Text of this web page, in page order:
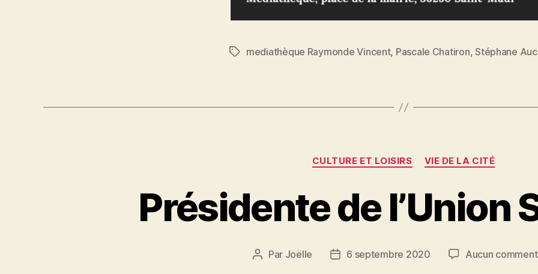
Étiquettes
mediathèque Raymonde Vincent, Pascale Chatiron,Stéphane
Catégories
CULTURE ET LOISIRS VIE DE LA CITÉ
Présidente de l’Union
Auteur
Par Joëlle
Date6 septembre 2020 Aucun